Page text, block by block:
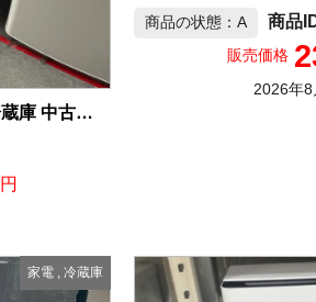
SHARP 2024年製 152L 冷凍冷蔵庫 中古品販売
円
商品の状態：A
販売価格
2026年
家電, 冷蔵庫